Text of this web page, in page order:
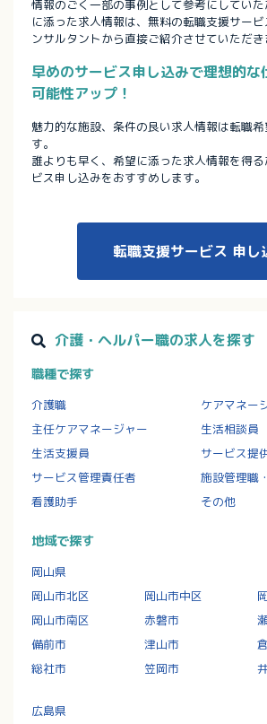
情報のごく一部の事例として参考にしてい
に添った求人情報は、無料の転職支援サー
ンサルタントから直接ご紹介させていただき
早めのサービス申し込みで理想的な
可能性アップ！
魅力的な施設、条件の良い求人情報は転職
す。
誰よりも早く、希望に添った求人情報を得
ビス申し込みをおすすめします。
転職支援サービス 申し
介護・ヘルパー職の求人を探す
職種で探す
介護職
ケアマネー
主任ケアマネージャー
生活相談員
生活支援員
サービス提
サービス管理責任者
施設管理職
看護助手
その他
地域で探す
岡山県
岡山市北区
岡山市中区
岡山市南区
赤磐市
備前市
津山市
総社市
笠岡市
広島県